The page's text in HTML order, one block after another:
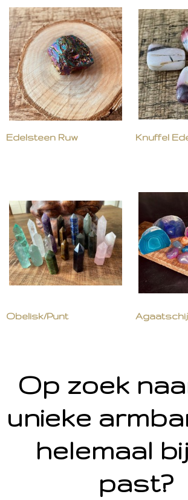
Edelsteen Ruw Knuffel
Obelisk/Punt
Op zoek
unieke
helemaal
past?